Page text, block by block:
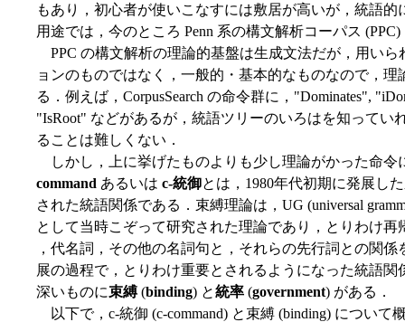
もあり，初心者が使いこなすには敷居が高いが，統語
用途では，今のところ Penn 系の構文解析コーパス
PPC の構文解析の理論的基盤は生成文法だが，用い
ョンのものではなく，一般的・基本的なものなので，
る．例えば，CorpusSearch の命令群に，"Dominates",
"IsRoot" などがあるが，統語ツリーのいろはを知ってい
ることは難しくない．
しかし，上に挙げたものよりも少し理論がかった命令
command あるいは c-統御とは，1980年代初期に発展し
された統語関係である．束縛理論は，UG (universal
として当時こぞって研究された理論であり，とりわけ再
，代名詞，その他の名詞句と，それらの先行詞との関
展の過程で，とりわけ重要とされるようになった統語
深いものに束縛(binding) と統率 (government) がある．
以下で，c-統御 (c-command) と束縛 (binding) につい